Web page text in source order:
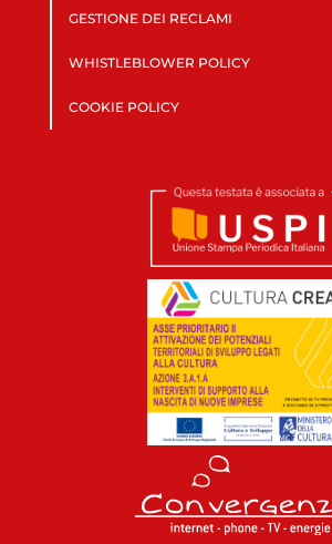
GESTIONE DEI RECLAMI
WHISTLEBLOWER POLICY
COOKIE POLICY